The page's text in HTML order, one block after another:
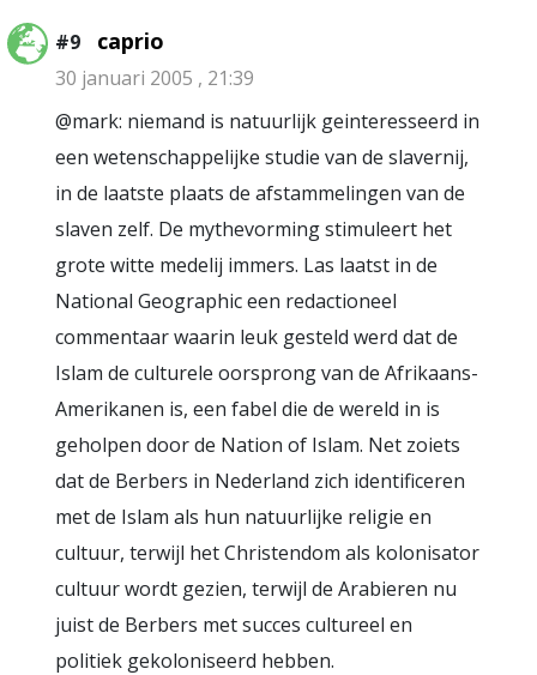
#9 caprio
30 januari 2005 , 21:39
@mark: niemand is natuurlijk geinteresseerd in
een wetenschappelijke studie van de slavernij,
in de laatste plaats de afstammelingen van de
slaven zelf. De mythevorming stimuleert het
grote witte medelij immers. Las laatst in de
National Geographic een redactioneel
commentaar waarin leuk gesteld werd dat de
Islam de culturele oorsprong van de Afrikaans-
Amerikanen is, een fabel die de wereld in is
geholpen door de Nation of Islam. Net zoiets
dat de Berbers in Nederland zich identificeren
met de Islam als hun natuurlijke religie en
cultuur, terwijl het Christendom als kolonisator
cultuur wordt gezien, terwijl de Arabieren nu
juist de Berbers met succes cultureel en
politiek gekoloniseerd hebben.